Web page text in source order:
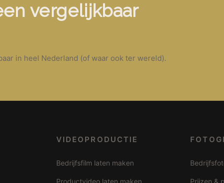
vergelijkbaar
in heel Nederland (of waar ook ter wereld).
VIDEOPRODUCTIE
Bedrijfsfilm laten maken
Productvideo laten maken Prijzen &